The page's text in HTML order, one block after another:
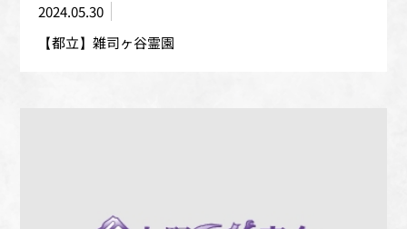
2024.05.30
【都立】雑司ヶ谷霊園